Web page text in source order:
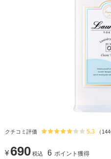
クチコミ評価 5.3 （ 144
¥ 690 税込 6 ポイント獲得